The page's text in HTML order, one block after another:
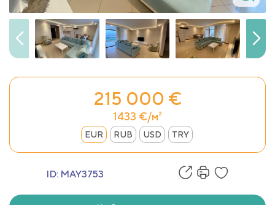
215 000 €
1433 €/м²
EUR RUB USD TRY
ID: MAY3753